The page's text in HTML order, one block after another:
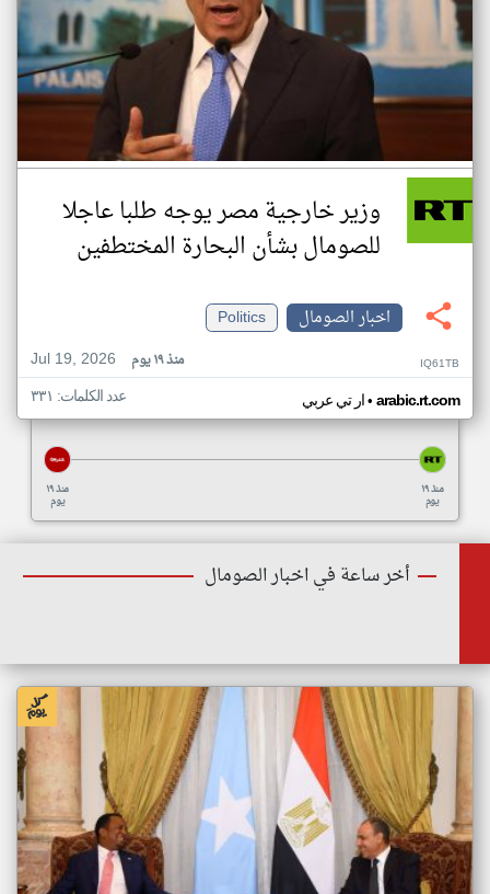
وزير خارجية مصر يوجه طلبا عاجلا
للصومال بشأن البحارة المختطفين
اخبار الصومال
Politics
Jul 19, 2026
منذ ١٩ يوم IQ61TB
ار تي عربي• arabic.rt.com عدد الكلمات: ٣٣١
منذ ١٩
يوم
منذ ١٩
يوم
أخر ساعة في اخبار الصومال